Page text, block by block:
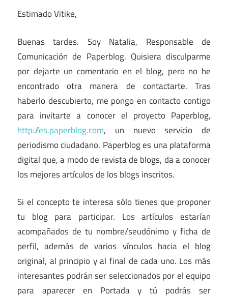
Estimado Vitike,
Buenas tardes. Soy Natalia, Responsable de
Comunicación de Paperblog. Quisiera disculparme
por dejarte un comentario en el blog, pero no he
encontrado otra manera de contactarte. Tras
haberlo descubierto, me pongo en contacto contigo
para invitarte a conocer el proyecto Paperblog,
http://es.paperblog.com, un nuevo servicio de
periodismo ciudadano. Paperblog es una plataforma
digital que, a modo de revista de blogs, da a conocer
los mejores artículos de los blogs inscritos.
Si el concepto te interesa sólo tienes que proponer
tu blog para participar. Los artículos estarían
acompañados de tu nombre/seudónimo y ficha de
perfil, además de varios vínculos hacia el blog
original, al principio y al final de cada uno. Los más
interesantes podrán ser seleccionados por el equipo
para aparecer en Portada y tú podrás ser